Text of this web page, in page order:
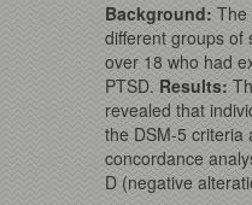
Background: The
different groups of
over 18 who had
PTSD. Results:
revealed that
the DSM-5 criteria
concordance
D (negative